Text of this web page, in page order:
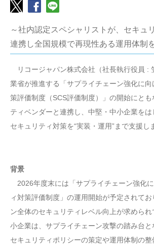
～社内認定スペシャリストが、セキュ
連携し全国規模で再現性ある運用体制
リコージャパン株式会社（社長執行役員 :
業省が推進する「サプライチェーン強化に
策評価制度（SCS評価制度）」の開始にとも
ティベンダーと連携し、中堅・中小企業を
セキュリティ対策を“実装・運用”まで支援し
背景
2026年度末には「サプライチェーン強化
ィ対策評価制度」の運用開始が予定されて
ン全体のセキュリティレベル向上が求めら
小企業は、サプライチェーン攻撃の踏み台と
セキュリティポリシーの策定や運用体制の